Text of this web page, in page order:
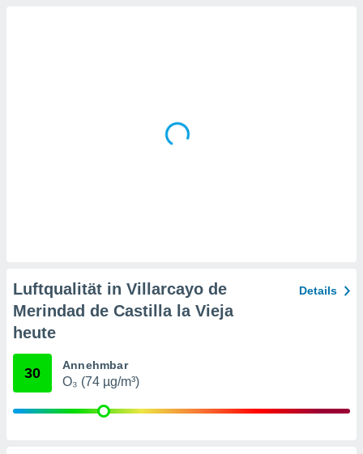
zur
Luftqualität in Villarcayo de
Merindad de Castilla la Vieja
heute
Details
30 Annehmbar
O₃ (74 µg/m³)